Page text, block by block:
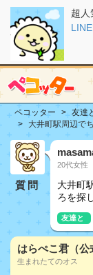
超人
ペコッター 友達
大井町駅周辺で
質問
20代女性
大井町
ろを探
友達と
はらぺこ君（公
生まれたてのオス